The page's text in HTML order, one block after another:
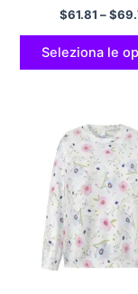
coccola Felpa con
cappuccio in
adulti Grande
accogliente in
cappuccio
$61.81 –$
Seleziona le